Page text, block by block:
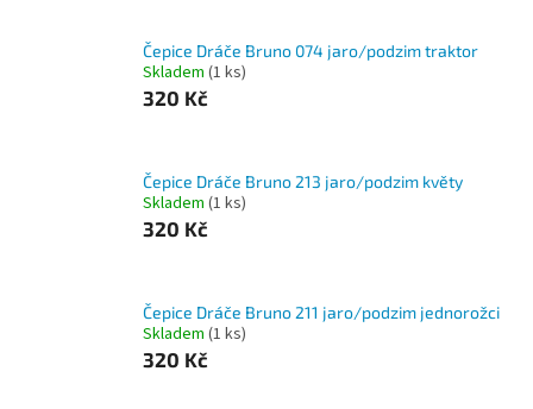
Čepice Dráče Bruno 074 jaro/podzim traktor
Skladem (1 ks)
320 Kč
Čepice Dráče Bruno 213 jaro/podzim květy
Skladem (1 ks)
320 Kč
Čepice Dráče Bruno 211 jaro/podzim jednorožci
Skladem (1 ks)
320 Kč